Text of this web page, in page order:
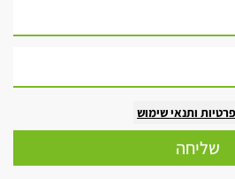
ותנאי שימוש
שליחה